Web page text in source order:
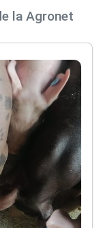
la Agronet